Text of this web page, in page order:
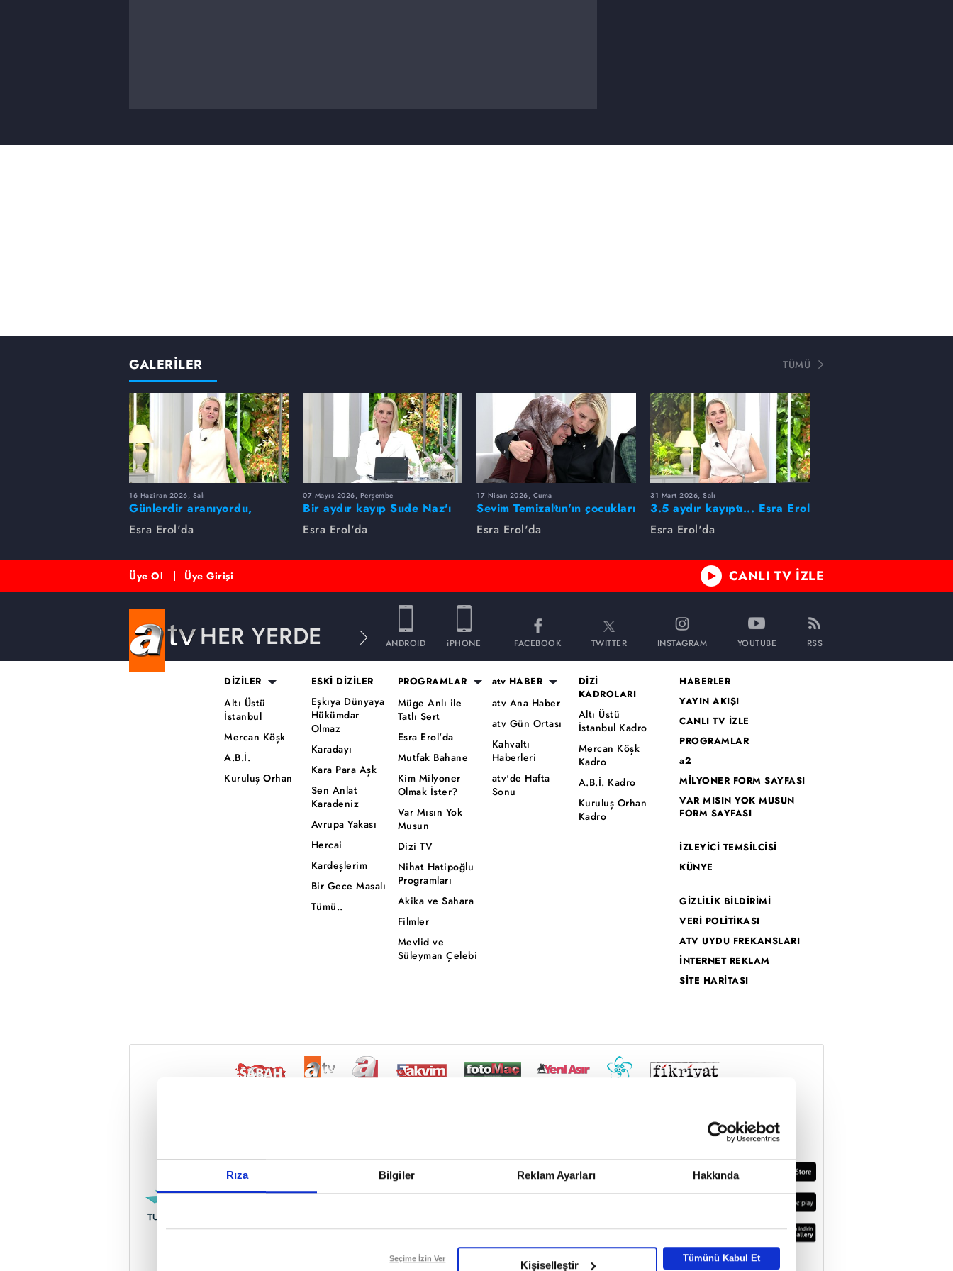
Rıza Bilgiler Reklam Ayarları Hakkında
Reddet
Seçime İzin Ver
Kişiselleştir
Tümünü Kabul Et
GALERİLER TÜMÜ
16 Haziran 2026, Salı
Günlerdir aranıyordu,
dakikalar içinde bulundu!
Esra Erol'da
07 Mayıs 2026, Perşembe
Bir aydır kayıp Sude Naz'ı
Esra Erol buldu
Esra Erol'da
17 Nisan 2026, Cuma
Sevim Temizaltın'ın çocukları
nerede?
Esra Erol'da
31 Mart 2026, Salı
3.5 aydır kayıptı... Esra Erol
buldu!
Esra Erol'da
Üye Ol Üye Girişi CANLI TV İZLE
HER YERDE ANDROID iPHONE FACEBOOK TWITTER INSTAGRAM YOUTUBE RSS
DİZİLER
Altı Üstü
İstanbul
Mercan Köşk
A.B.İ.
Kuruluş Orhan
ESKİ DİZİLER
Eşkıya Dünyaya
Hükümdar
Olmaz
Karadayı
Kara Para Aşk
Sen Anlat
Karadeniz
Avrupa Yakası
Hercai
Kardeşlerim
Bir Gece Masalı
Tümü..
PROGRAMLAR
Müge Anlı ile
Tatlı Sert
Esra Erol'da
Mutfak Bahane
Kim Milyoner
Olmak İster?
Var Mısın Yok
Musun
Dizi TV
Nihat Hatipoğlu
Programları
Akika ve Sahara
Filmler
Mevlid ve
Süleyman Çelebi
atv HABER
atv Ana Haber
atv Gün Ortası
Kahvaltı
Haberleri
atv'de Hafta
Sonu
DİZİ
KADROLARI
Altı Üstü
İstanbul Kadro
Mercan Köşk
Kadro
A.B.İ. Kadro
Kuruluş Orhan
Kadro
HABERLER
YAYIN AKIŞI
CANLI TV İZLE
PROGRAMLAR
a2
MİLYONER FORM SAYFASI
VAR MISIN YOK MUSUN
FORM SAYFASI
İZLEYİCİ TEMSİLCİSİ
KÜNYE
GİZLİLİK BİLDİRİMİ
VERİ POLİTİKASI
ATV UYDU FREKANSLARI
İNTERNET REKLAM
SİTE HARİTASI